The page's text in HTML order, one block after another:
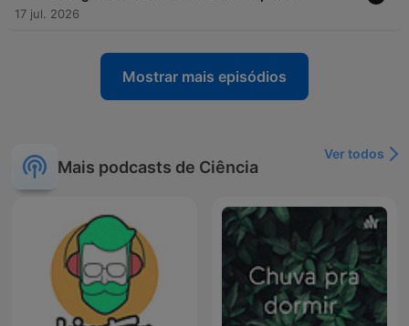
17 jul. 2026
Mostrar mais episódios
Mais podcasts de Ciência
Ver todos